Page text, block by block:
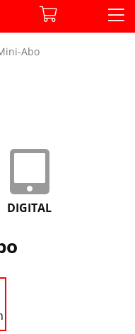
Abo
DIGITAL